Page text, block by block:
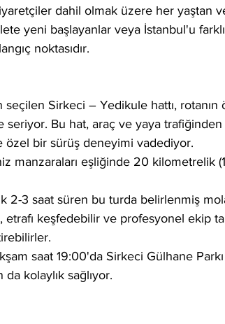
dahil olmak üzere her yaştan
yeni başlayanlar veya İstanbul'u
noktasıdır.
Sirkeci – Yedikule hattı, rotanın
seriyor. Bu hat, araç ve yaya
özel bir sürüş deneyimi vadediyor.
manzaraları eşliğinde 20 kilometrelik
2-3 saat süren bu turda belirlenmiş
etrafı keşfedebilir ve profesyonel ekip
saat 19:00'da Sirkeci Gülhane Parkı
da kolaylık sağlıyor.